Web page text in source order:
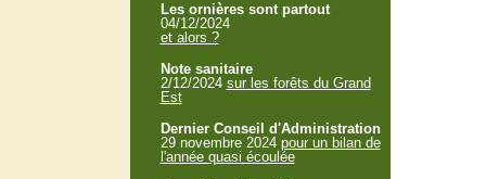
Les ornières sont partout
04/12/2024
et alors ?
Note sanitaire
2/12/2024 sur les forêts du Grand
Est
Dernier Conseil d'Administration
29 novembre 2024 pour un bilan de
l'année quasi écoulée